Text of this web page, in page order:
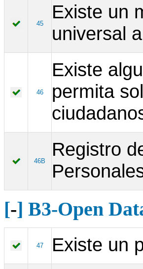
45
Existe un
universal
46
Existe
permita
46B
Registro
[-] B3-Open
47 Existe un